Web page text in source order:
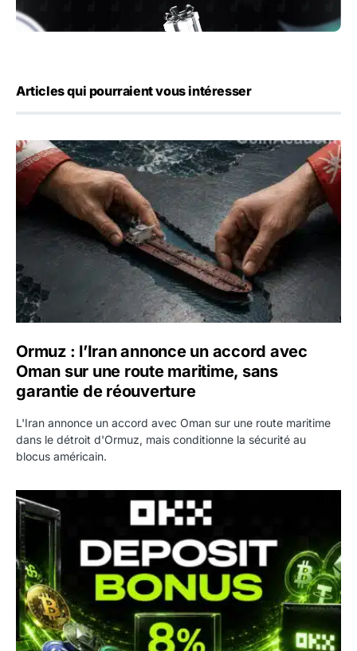
Articles qui pourraient vous intéresser
Ormuz : l’Iran annonce un accord avec Oman sur une
Ormuz : l’Iran annonce un accord avec
Oman sur une route maritime, sans
garantie de réouverture
L'Iran annonce un accord avec Oman sur une route maritime
dans le détroit d'Ormuz, mais conditionne la sécurité au
blocus américain.
OKX relance une campagne Deposit Bonus : jusqu’à 5